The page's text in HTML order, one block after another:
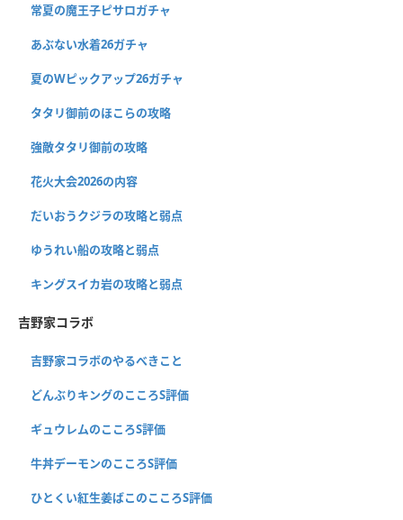
常夏の魔王子ピサロガチャ
あぶない水着26ガチャ
夏のWピックアップ26ガチャ
タタリ御前のほこらの攻略
強敵タタリ御前の攻略
花火大会2026の内容
だいおうクジラの攻略と弱点
ゆうれい船の攻略と弱点
キングスイカ岩の攻略と弱点
吉野家コラボ
吉野家コラボのやるべきこと
どんぶりキングのこころS評価
ギュウレムのこころS評価
牛丼デーモンのこころS評価
ひとくい紅生姜ばこのこころS評価